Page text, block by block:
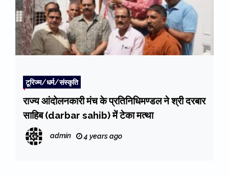
टूरिज्म/धर्म/संस्कृति
राज्य आंदोलनकारी मंच के प्रतिनिधिमण्डल ने श्री दरबार
साहिब (darbar sahib) में टेका मत्था
admin 4 years ago